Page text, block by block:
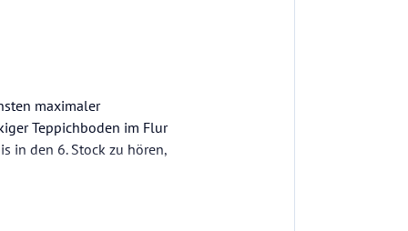
maximaler
Teppichboden im Flur
in den 6. Stock zu hören,